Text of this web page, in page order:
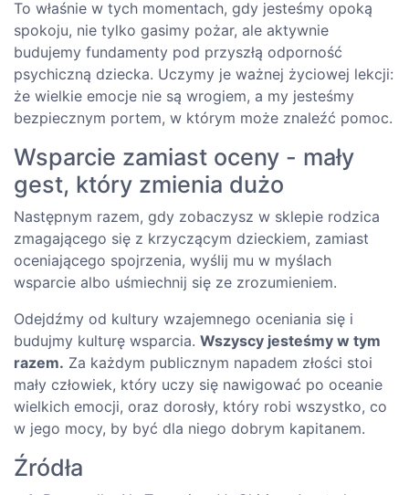
To właśnie w tych momentach, gdy jesteśmy opoką
spokoju, nie tylko gasimy pożar, ale aktywnie
budujemy fundamenty pod przyszłą odporność
psychiczną dziecka. Uczymy je ważnej życiowej lekcji:
że wielkie emocje nie są wrogiem, a my jesteśmy
bezpiecznym portem, w którym może znaleźć pomoc.
Wsparcie zamiast oceny - mały
gest, który zmienia dużo
Następnym razem, gdy zobaczysz w sklepie rodzica
zmagającego się z krzyczącym dzieckiem, zamiast
oceniającego spojrzenia, wyślij mu w myślach
wsparcie albo uśmiechnij się ze zrozumieniem.
Odejdźmy od kultury wzajemnego oceniania się i
budujmy kulturę wsparcia. Wszyscy jesteśmy w tym
razem. Za każdym publicznym napadem złości stoi
mały człowiek, który uczy się nawigować po oceanie
wielkich emocji, oraz dorosły, który robi wszystko, co
w jego mocy, by być dla niego dobrym kapitanem.
Źródła